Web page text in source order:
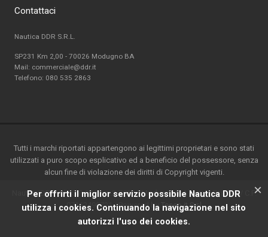
Per offrirti il miglior servizio possibile Nautica DDR
utilizza i cookies. Continuando la navigazione nel sito
autorizzi l'uso dei cookies.
×
Contattaci
Nautica DDR S.R.L.
SP231 Km 2,00 - 70026 Modugno BA
Mail: commerciale@ddr.it
Telefono: 080 535 2863
Tutti i marchi riportati appartengono ai legittimi proprietari e sono stati
utilizzati a puro scopo esplicativo ed a beneficio del possessore, senza
alcun fine di violazione dei diritti di Copyright vigenti.
Nautica DDR srl - S.P. 231 km.2-70026 Modugno(BA) - Italy-P.ta IVA / C.F.
07162490721 - Powered by Teseo.it S.r.l